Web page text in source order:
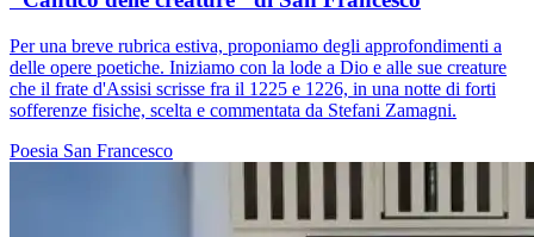
Per una breve rubrica estiva, proponiamo degli approfondimenti a
delle opere poetiche. Iniziamo con la lode a Dio e alle sue creature
che il frate d'Assisi scrisse fra il 1225 e 1226, in una notte di forti
sofferenze fisiche, scelta e commentata da Stefani Zamagni.
Poesia San Francesco